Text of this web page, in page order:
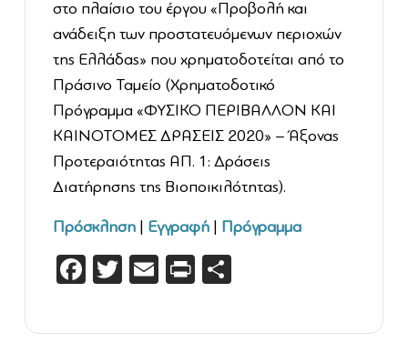
στο πλαίσιο του έργου «Προβολή και
ανάδειξη των προστατευόμενων περιοχών
της Ελλάδας» που χρηματοδοτείται από το
Πράσινο Ταμείο (Χρηματοδοτικό
Πρόγραμμα «ΦΥΣΙΚΟ ΠΕΡΙΒΑΛΛΟΝ ΚΑΙ
ΚΑΙΝΟΤΟΜΕΣ ΔΡΑΣΕΙΣ 2020» – Άξονας
Προτεραιότητας ΑΠ. 1: Δράσεις
Διατήρησης της Βιοποικιλότητας).
Πρόσκληση Εγγραφή Πρόγραμμα
Facebook
Twitter
EmailPrintFriendly